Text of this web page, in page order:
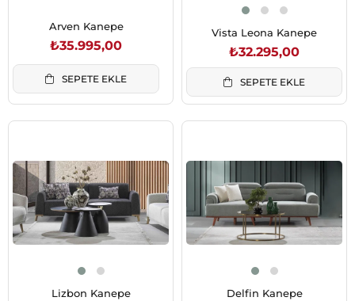
Arven Kanepe
₺35.995,00
SEPETE EKLE
Vista Leona Kanepe
₺32.295,00
SEPETE EKLE
Lizbon Kanepe Delfin Kanepe